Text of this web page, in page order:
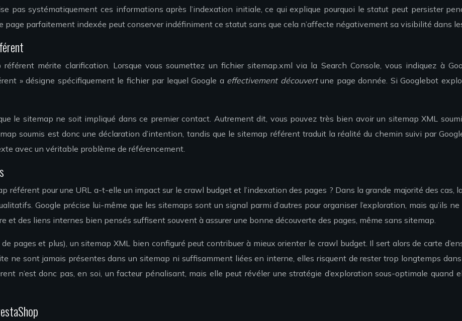
pas systématiquement ces informations après l’indexation initiale, ce qui explique pourquoi le statut peut persister
page parfaitement indexée peut conserver indéfiniment ce statut sans que cela n’affecte négativement sa visibilité dans
mérite clarification. Lorsque vous soumettez un fichier sitemap.xml via la Search Console, vous indiquez à
» désigne spécifiquement le fichier par lequel Google a effectivement découvertune page donnée. Si Googlebot
le sitemap ne soit impliqué dans ce premier contact. Autrement dit, vous pouvez très bien avoir un sitemap XML
soumis est donc une déclaration d’intention, tandis que le sitemap référent traduit la réalité du chemin suivi par
avec un véritable problème de référencement.
référent pour une URL a-t-elle un impact sur le crawl budget et l’indexation des pages ? Dans la grande majorité des
Google précise lui-même que les sitemaps sont un signal parmi d’autres pour organiser l’exploration, mais qu’ils
et des liens internes bien pensés suffisent souvent à assurer une bonne découverte des pages, même sans sitemap.
pages et plus), un sitemap XML bien configuré peut contribuer à mieux orienter le crawl budget. Il sert alors de carte
ne sont jamais présentes dans un sitemap ni suffisamment liées en interne, elles risquent de rester trop longtemps
n’est donc pas, en soi, un facteur pénalisant, mais elle peut révéler une stratégie d’exploration sous-optimale